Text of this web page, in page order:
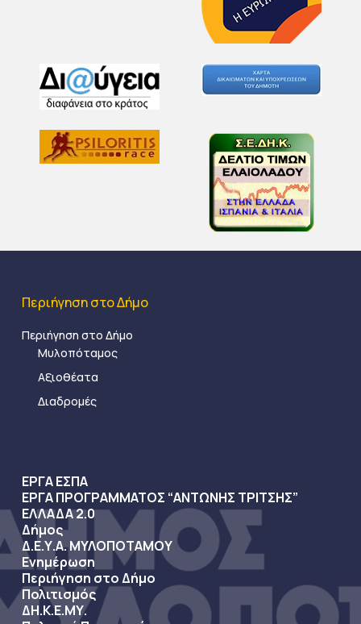
Περιήγηση στο Δήμο
Περιήγηση στο Δήμο
Μυλοπόταμος
Αξιοθέατα
Διαδρομές
ΕΡΓΑ ΕΣΠΑ
ΕΡΓΑ ΠΡΟΓΡΑΜΜΑΤΟΣ “ΑΝΤΩΝΗΣ ΤΡΙΤΣΗΣ”
ΕΛΛΑΔΑ 2.0
Δήμος
Δ.Ε.Υ.Α. ΜΥΛΟΠΟΤΑΜΟΥ
Ενημέρωση
Περιήγηση στο Δήμο
Πολιτισμός
ΔΗ.Κ.Ε.ΜΥ.